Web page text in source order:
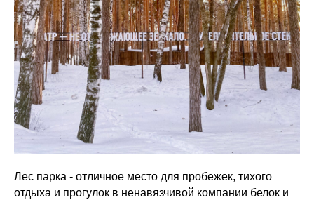
Лес парка - отличное место для пробежек, тихого
отдыха и прогулок в ненавязчивой компании белок и